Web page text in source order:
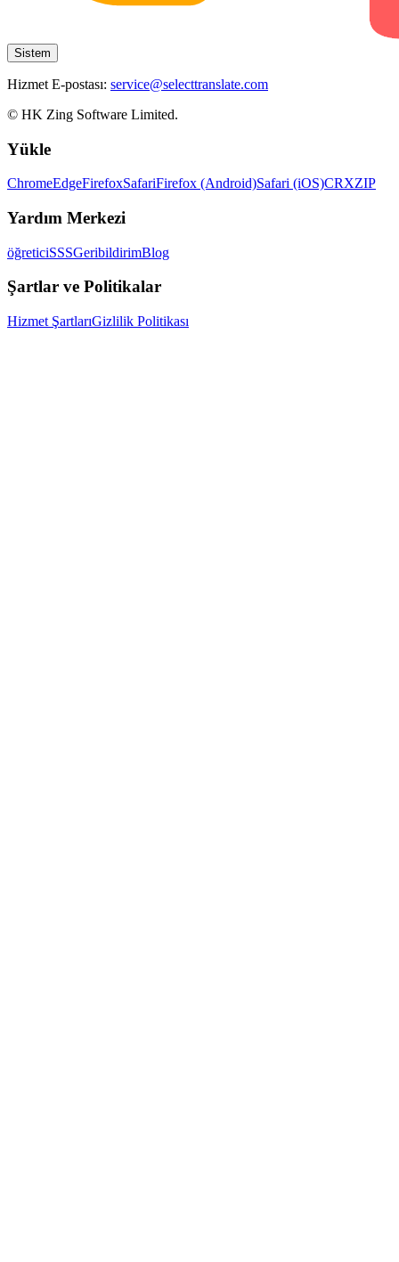
Sistem
Hizmet E-postası: service@selecttranslate.com
© HK Zing Software Limited.
Yükle
ChromeEdgeFirefoxSafariFirefox (Android)Safari (iOS)CRXZIP
Yardım Merkezi
öğreticiSSSGeribildirimBlog
Şartlar ve Politikalar
Hizmet ŞartlarıGizlilik Politikası